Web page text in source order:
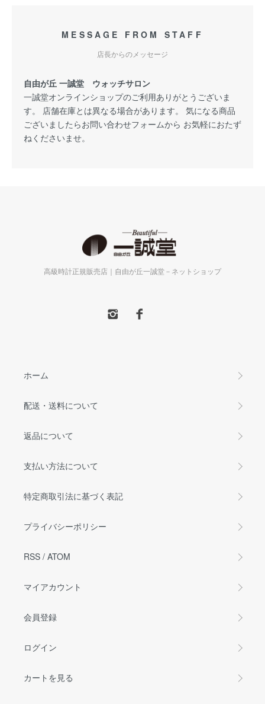
MESSAGE FROM STAFF
店長からのメッセージ
自由が丘 一誠堂 ウォッチサロン
一誠堂オンラインショップのご利用ありがとうございま
す。 店舗在庫とは異なる場合があります。 気になる商品
ございましたらお問い合わせフォームから お気軽におたず
ねくださいませ。
高級時計正規販売店｜自由が丘一誠堂－ネットショップ
ホーム
配送・送料について
返品について
支払い方法について
特定商取引法に基づく表記
プライバシーポリシー
RSS / ATOM
マイアカウント
会員登録
ログイン
カートを見る